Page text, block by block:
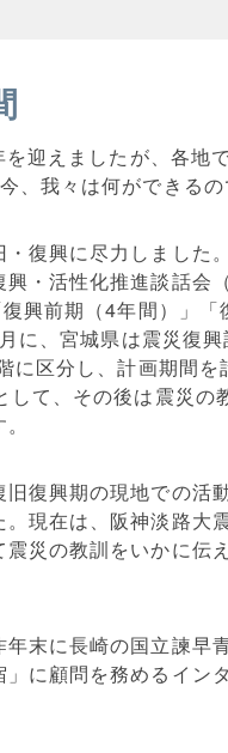
迎えましたが、各地
、我々は何ができるの
復興に尽力しました
・活性化推進談話会
興前期（4年間）」
に、宮城県は震災復
区分し、計画期間を
て、その後は震災の
復興期の現地での活
現在は、阪神淡路大
災の教訓をいかに伝
末に長崎の国立諫早
に顧問を務めるイン